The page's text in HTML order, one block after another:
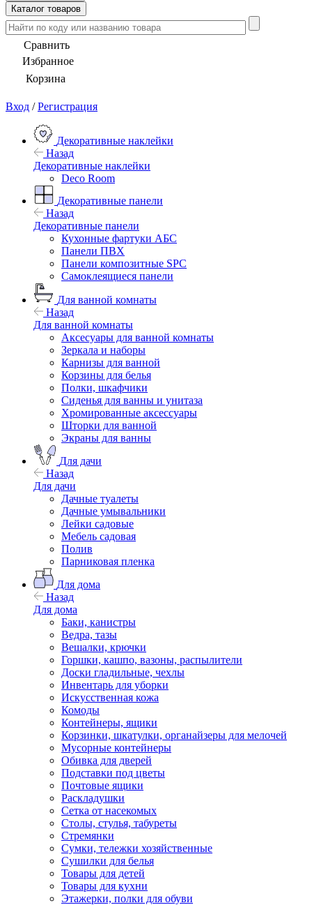
Каталог товаров
Сравнить
Избранное
Корзина
Вход / Регистрация
Декоративные наклейки
Назад
Декоративные наклейки
Deco Room
Декоративные панели
Назад
Декоративные панели
Кухонные фартуки АБС
Панели ПВХ
Панели композитные SPC
Самоклеящиеся панели
Для ванной комнаты
Назад
Для ванной комнаты
Аксесуары для ванной комнаты
Зеркала и наборы
Карнизы для ванной
Корзины для белья
Полки, шкафчики
Сиденья для ванны и унитаза
Хромированные аксессуары
Шторки для ванной
Экраны для ванны
Для дачи
Назад
Для дачи
Дачные туалеты
Дачные умывальники
Лейки садовые
Мебель садовая
Полив
Парниковая пленка
Для дома
Назад
Для дома
Баки, канистры
Ведра, тазы
Вешалки, крючки
Горшки, кашпо, вазоны, распылители
Доски гладильные, чехлы
Инвентарь для уборки
Искусственная кожа
Комоды
Контейнеры, ящики
Корзинки, шкатулки, органайзеры для мелочей
Мусорные контейнеры
Обивка для дверей
Подставки под цветы
Почтовые ящики
Раскладушки
Сетка от насекомых
Столы, стулья, табуреты
Стремянки
Сумки, тележки хозяйственные
Сушилки для белья
Товары для детей
Товары для кухни
Этажерки, полки для обуви